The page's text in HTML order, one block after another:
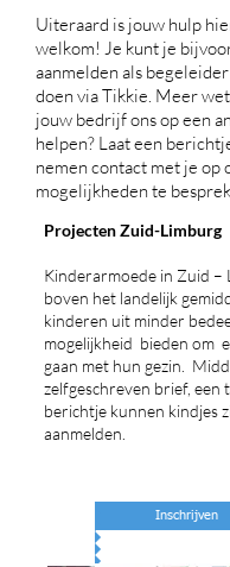
Uiteraard is jouw hulp
welkom! Je kunt je
aanmelden als
doen via Tikkie. Meer
jouw bedrijf ons op een
helpen? Laat een
nemen contact met je op
mogelijkheden te
Projecten Zuid-Limburg
​Kinderarmoede in Zuid –
boven het landelijk
kinderen uit minder
mogelijkheid bieden om
gaan met hun gezin.
zelfgeschreven brief, een
berichtje kunnen kindjes
aanmelden.
Inschrijven